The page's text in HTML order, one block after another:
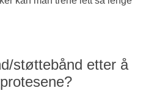
støttebånd etter å